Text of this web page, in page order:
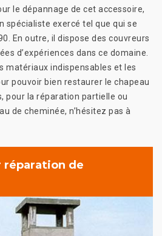
le dépannage de cet accessoire,
spécialiste exercé tel que qui se
En outre, il dispose des couvreurs
d’expériences dans ce domaine.
matériaux indispensables et les
pouvoir bien restaurer le chapeau
pour la réparation partielle ou
de cheminée, n’hésitez pas à
réparation de